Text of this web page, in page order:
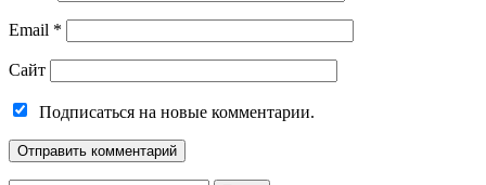
Email *
Сайт
Подписаться на новые комментарии.